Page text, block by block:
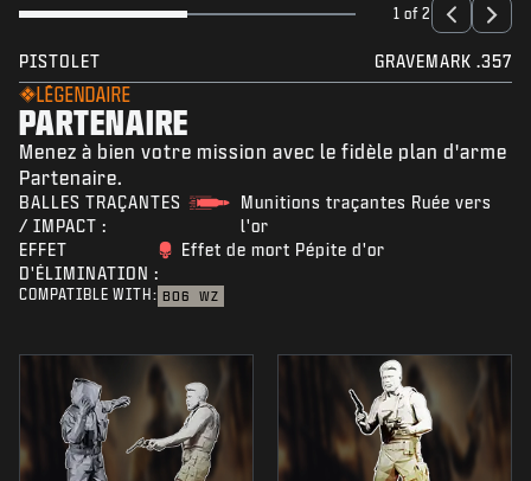
1 of 2
PISTOLET GRAVEMARK .357
LÉGENDAIRE
PARTENAIRE
Menez à bien votre mission avec le fidèle plan d'arme
Partenaire.
BALLES TRAÇANTES
/ IMPACT :
Munitions traçantes Ruée vers
l'or
EFFET
D'ÉLIMINATION :
Effet de mort Pépite d'or
COMPATIBLE WITH: BO6 WZ